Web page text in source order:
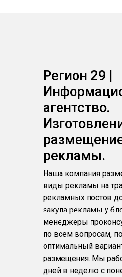
Регион 29 |
агентство.
рекламы.
Наша компания
виды рекламы на
рекламных постов
закупа рекламы у
менеджеры
по всем вопросам,
оптимальный
размещения. Мы
дней в неделю с